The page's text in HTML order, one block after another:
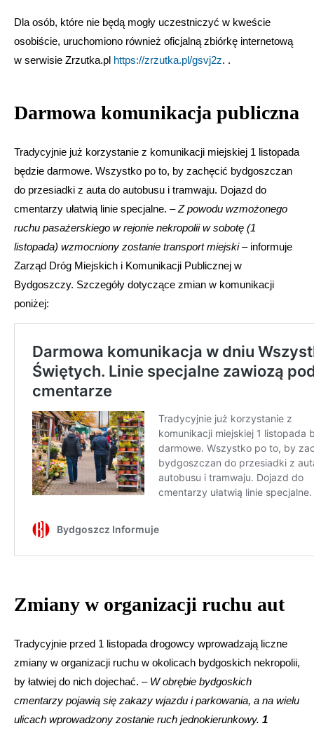
Dla osób, które nie będą mogły uczestniczyć w kweście
osobiście, uruchomiono również oficjalną zbiórkę internetową
w serwisie Zrzutka.pl https://zrzutka.pl/gsvj2z. .
Darmowa komunikacja publiczna
Tradycyjnie już korzystanie z komunikacji miejskiej 1 listopada
będzie darmowe. Wszystko po to, by zachęcić bydgoszczan
do przesiadki z auta do autobusu i tramwaju. Dojazd do
cmentarzy ułatwią linie specjalne. –Z powodu wzmożonego
ruchu pasażerskiego w rejonie nekropolii w sobotę (1
listopada) wzmocniony zostanie transport miejski– informuje
Zarząd Dróg Miejskich i Komunikacji Publicznej w
Bydgoszczy. Szczegóły dotyczące zmian w komunikacji
poniżej:
Zmiany w organizacji ruchu aut
Tradycyjnie przed 1 listopada drogowcy wprowadzają liczne
zmiany w organizacji ruchu w okolicach bydgoskich nekropolii,
by łatwiej do nich dojechać. – W obrębie bydgoskich
cmentarzy pojawią się zakazy wjazdu i parkowania, a na wielu
ulicach wprowadzony zostanie ruch jednokierunkowy. 1